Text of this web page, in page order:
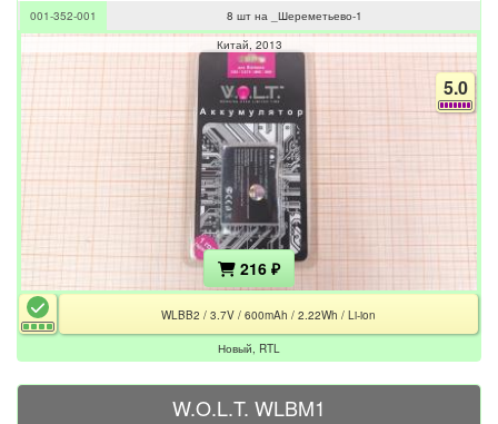
001-352-001
8 шт на _Шереметьево-1
Китай 2013
5.0
216 ₽
WLBB2 / 3.7V / 600mAh / 2.22Wh / Li-ion
Новый, RTL
W.O.L.T. WLBM1